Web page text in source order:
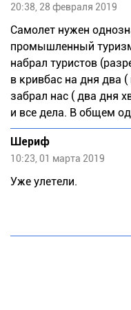
20:38, 28 февраля 2019
Самолет нужен
промышленный
набрал туристов
в кривбас на дня два
забрал нас ( два дня
и все дела. В общем
Шериф
10:23, 01 марта 2019
Уже улетели.